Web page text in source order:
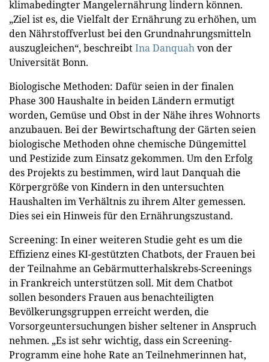
klimabedingter Mangelernährung lindern können.
„Ziel ist es, die Vielfalt der Ernährung zu erhöhen, um
den Nährstoffverlust bei den Grundnahrungsmitteln
auszugleichen“, beschreibtIna Danquahvon der
Universität Bonn.
Biologische Methoden: Dafür seien in der finalen
Phase 300 Haushalte in beiden Ländern ermutigt
worden, Gemüse und Obst in der Nähe ihres Wohnorts
anzubauen. Bei der Bewirtschaftung der Gärten seien
biologische Methoden ohne chemische Düngemittel
und Pestizide zum Einsatz gekommen. Um den Erfolg
des Projekts zu bestimmen, wird laut Danquah die
Körpergröße von Kindern in den untersuchten
Haushalten im Verhältnis zu ihrem Alter gemessen.
Dies sei ein Hinweis für den Ernährungszustand.
Screening: In einer weiteren Studie geht es um die
Effizienz eines KI-gestützten Chatbots, der Frauen bei
der Teilnahme an Gebärmutterhalskrebs-Screenings
in Frankreich unterstützen soll. Mit dem Chatbot
sollen besonders Frauen aus benachteiligten
Bevölkerungsgruppen erreicht werden, die
Vorsorgeuntersuchungen bisher seltener in Anspruch
nehmen. „Es ist sehr wichtig, dass ein Screening-
Programm eine hohe Rate an Teilnehmerinnen hat,